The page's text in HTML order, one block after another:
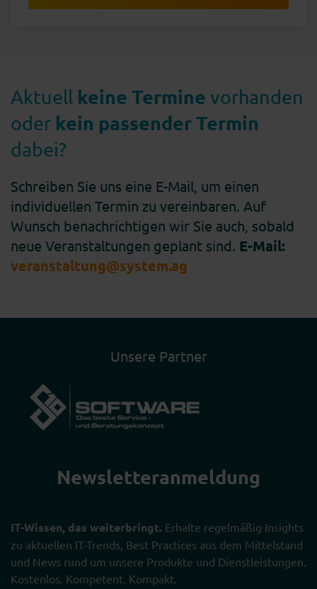
Aktuell keine Termine vorhanden
oder kein passenderTermin
dabei?
Schreiben Sie uns eine E-Mail, um einen
individuellen Termin zu vereinbaren. Auf
Wunsch benachrichtigen wir Sie auch, sobald
neue Veranstaltungen geplant sind. E-Mail:
veranstaltung@system.ag
Unsere Partner
Newsletter­anmeldung
IT-Wissen, das weiterbringt. Erhalte regelmäßig Insights
zu aktuellen IT-Trends, Best Practices aus dem Mittelstand
und News rund um unsere Produkte und Dienstleistungen.
Kostenlos. Kompetent. Kompakt.